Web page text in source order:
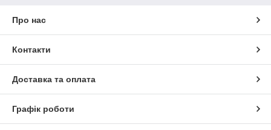
Про нас
Контакти
Доставка та оплата
Графік роботи